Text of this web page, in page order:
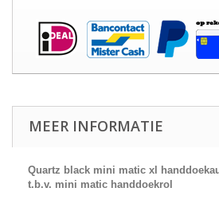
MEER INFORMATIE
Quartz black mini matic xl
t.b.v. mini matic handdoekrol